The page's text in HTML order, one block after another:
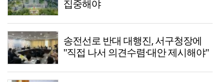
집중해야
송전선로 반대 대행진, 서구청장에
"직접 나서 의견수렴·대안 제시해야"